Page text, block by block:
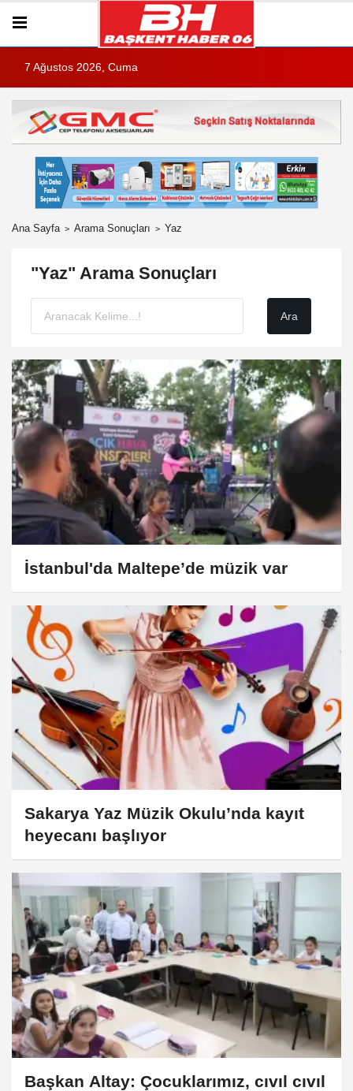
7 Ağustos 2026, Cuma
Ana Sayfa Arama Sonuçları Yaz
"Yaz" Arama Sonuçları
İstanbul'da Maltepe’de müzik var
Sakarya Yaz Müzik Okulu’nda kayıt
heyecanı başlıyor
Başkan Altay: Çocuklarımız, cıvıl cıvıl